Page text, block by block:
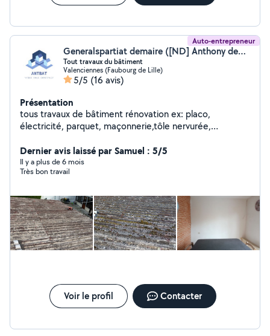
Auto-entrepreneur
Generalspartiat demaire ([ND] Anthony demaire)
Tout travaux du bâtiment
Valenciennes (Faubourg de Lille)
5/5 (16 avis)
Présentation
tous travaux de bâtiment rénovation ex: placo,
électricité, parquet, maçonnerie,tôle nervurée,
Dernier avis laissé par Samuel : 5/5
Il y a plus de 6 mois
Très bon travail
Voir le profil Contacter